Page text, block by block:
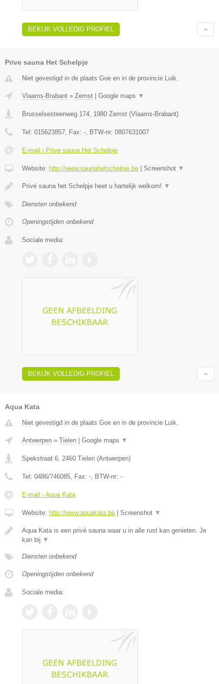
BEKIJK VOLLEDIG PROFIEL
Prive sauna Het Schelpje
Niet gevestigd in de plaats Goe en in de provincie Luik.
Vlaams-Brabant » Zemst Google maps ▼
Brusselsesteenweg 174, 1980 Zemst (Vlaams-Brabant)
Tel: 015623857, Fax: -, BTW-nr: 0807631007
E-mail › Prive sauna Het Schelpje
Website: http://www.saunahetschelpje.be Screenshot ▼
Privé sauna het Schelpje heet u hartelijk welkom! ▼
Diensten onbekend
Openingstijden onbekend
Sociale media:
BEKIJK VOLLEDIG PROFIEL
Aqua Kata
Niet gevestigd in de plaats Goe en in de provincie Luik.
Antwerpen » Tielen Google maps ▼
Spekstraat 6 2460 Tielen (Antwerpen)
Tel: 0486/746085 , Fax: - , BTW-nr: -
E-mail › Aqua Kata
Website: http://www.aquakata.be Screenshot ▼
Aqua Kata is een privé sauna waar u in alle rust kan genieten. Je
kan bij ▼
Diensten onbekend
Openingstijden onbekend
Sociale media: